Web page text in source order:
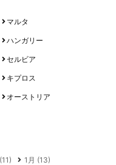
マルタ
ハンガリー
セルビア
キプロス
オーストリア
1月 (13)